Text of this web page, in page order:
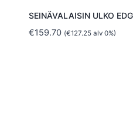
SEINÄVALAISIN ULKO
€159.70 (€127.25alv 0%)